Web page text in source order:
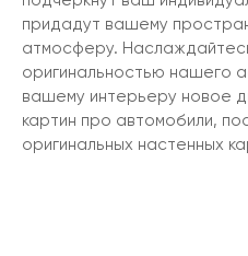
придадут вашему
атмосферу.
оригинальностью нашего
вашему интерьеру новое
картин про автомобили,
оригинальных настенных